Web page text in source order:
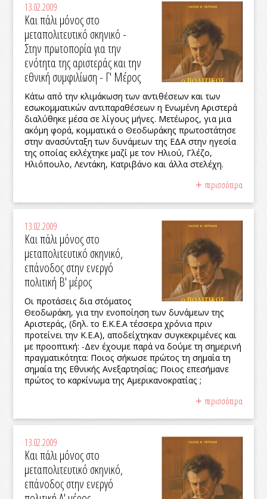
13.02.2009
Και πάλι μόνος στο
μεταπολιτευτικό σκηνικό -
Στην πρωτοπορία για την
ενότητα της αριστεράς και την
εθνική συμφιλίωση - Γ' Μέρος
Κάτω από την κλιμάκωση των αντιθέσεων και των
εσωκομματικών αντιπαραθέσεων η Ενωμένη Αριστερά
διαλύθηκε μέσα σε λίγους μήνες. Μετέωρος, για μια
ακόμη φορά, κομματικά ο Θεοδωράκης πρωτοστάτησε
στην ανασύνταξη των δυνάμεων της ΕΔΑ στην ηγεσία
της οποίας εκλέχτηκε μαζί με τον Ηλιού, Γλέζο,
Ηλιόπουλο, Λεντάκη, Κατριβάνο και άλλα στελέχη.
περισσότερα
13.02.2009
Και πάλι μόνος στο
μεταπολιτευτικό σκηνικό,
επάνοδος στην ενεργό
πολιτική Β' μέρος
Οι προτάσεις δια στόματος
Θεοδωράκη, για την ενοποίηση των δυνάμεων της
Αριστεράς, (δηλ. το Ε.Κ.Ε.Α τέσσερα χρόνια πριν
προτείνει την Κ.Ε.Α), αποδείχτηκαν συγκεκριμένες και
με προοπτική: -Δεν έχουμε παρά να δούμε τη σημερινή
πραγματικότητα: Ποιος σήκωσε πρώτος τη σημαία τη
σημαία της Εθνικής Ανεξαρτησίας; Ποιος επεσήμανε
πρώτος το καρκίνωμα της Αμερικανοκρατίας ;
περισσότερα
13.02.2009
Και πάλι μόνος στο
μεταπολιτευτικό σκηνικό,
επάνοδος στην ενεργό